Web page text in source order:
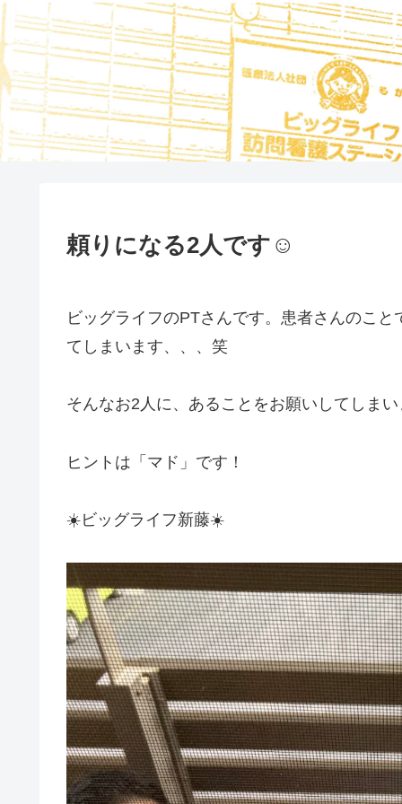
頼りになる2人です☺️
ビッグライフのPTさんです。患者さんのこ
てしまいます、、、笑
そんなお2人に、あることをお願いしてしま
ヒントは「マド」です！
☀️ビッグライフ新藤☀️